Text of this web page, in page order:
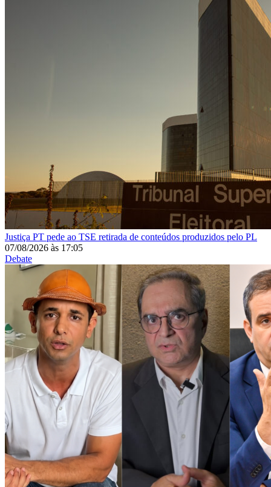
Justiça PT pede ao TSE retirada de conteúdos produzidos pelo PL
07/08/2026 às 17:05
Debate